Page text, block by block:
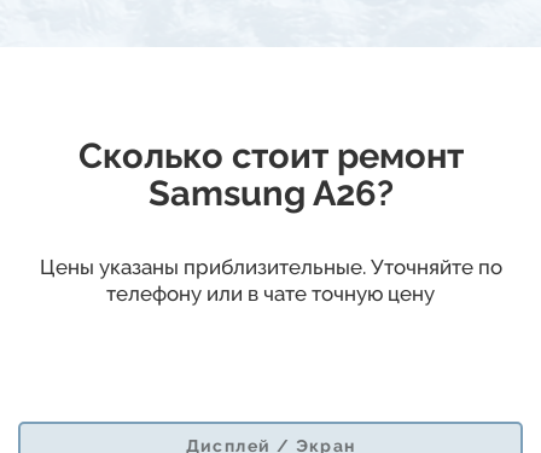
Сколько стоит ремонт
Samsung A26?
Цены указаны приблизительные. Уточняйте по
телефону или в чате точную цену
Дисплей / Экран